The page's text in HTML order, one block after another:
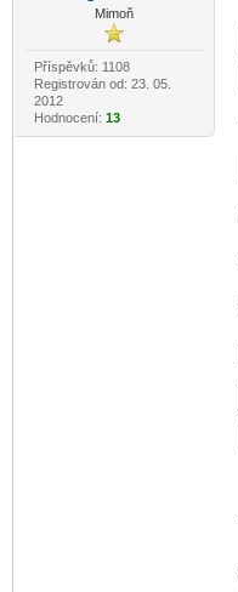
Mimoň
Příspěvků: 1108
Registrován od: 23. 05.
2012
Hodnocení: 13